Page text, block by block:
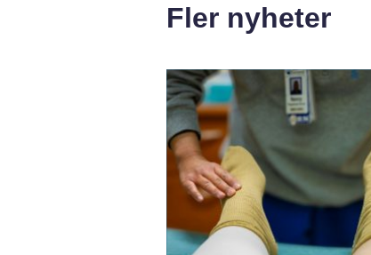
Fler nyheter